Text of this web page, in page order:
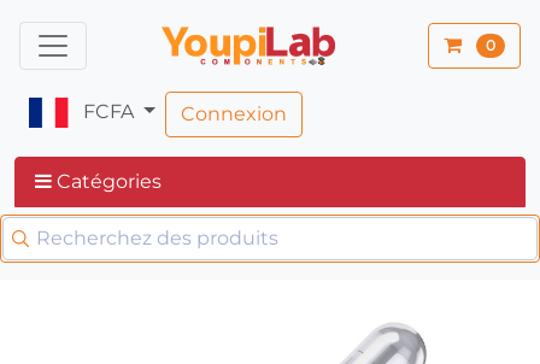
0
FCFA Connexion
Catégories